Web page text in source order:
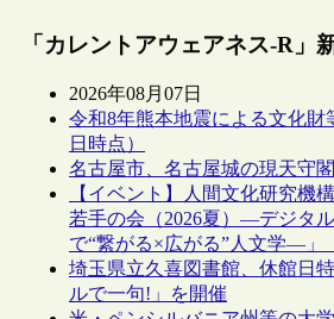
「カレントアウェアネス-R」
2026年08月07日
令和8年熊本地震による文化財
日時点）
名古屋市、名古屋城の現天守
【イベント】人間文化研究機
若手の会（2026夏）―デジタ
で“繋がる×広がる”人文学―」
埼玉県立久喜図書館、休館日
ルで一句!」を開催